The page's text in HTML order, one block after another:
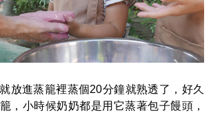
放進蒸籠裡蒸個20分鐘就熟透了，好久
，小時候奶奶都是用它蒸著包子饅頭，